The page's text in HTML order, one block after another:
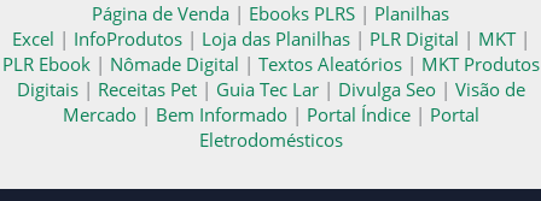
Página de Venda | Ebooks PLRS | Planilhas
Excel | InfoProdutos| Loja das Planilhas| PLR Digital | MKT|
PLR Ebook| Nômade Digital | Textos Aleatórios| MKT Produtos
Digitais| Receitas Pet| Guia Tec Lar| Divulga Seo| Visão de
Mercado| Bem Informado| Portal Índice| Portal
Eletrodomésticos